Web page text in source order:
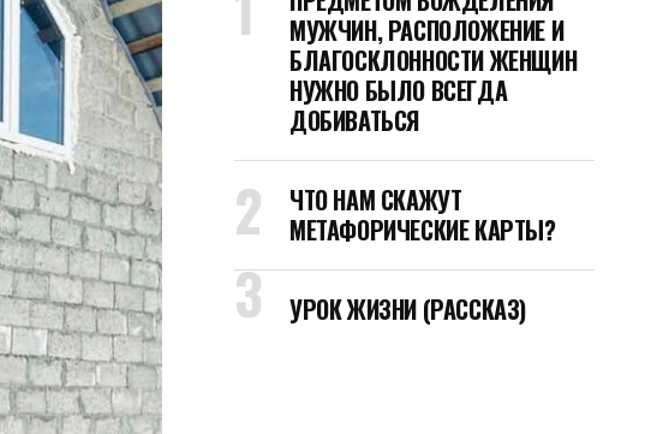
МУЖЧИН, РАСПОЛОЖЕНИЕ И
БЛАГОСКЛОННОСТИ ЖЕНЩИН
НУЖНО БЫЛО ВСЕГДА
ДОБИВАТЬСЯ
ЧТО НАМ СКАЖУТ
МЕТАФОРИЧЕСКИЕ КАРТЫ?
УРОК ЖИЗНИ (РАССКАЗ)